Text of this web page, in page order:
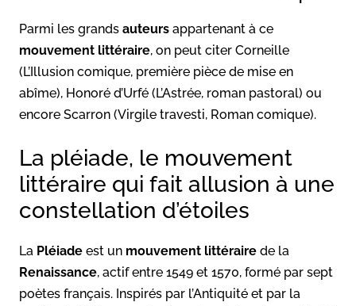
Parmi les grands auteurs appartenant à ce
mouvement littéraire, on peut citer Corneille
(L’Illusion comique, première pièce de mise en
abîme), Honoré d’Urfé (L’Astrée, roman pastoral) ou
encore Scarron (Virgile travesti, Roman comique).
La pléiade, le mouvement
littéraire qui fait allusion à une
constellation d’étoiles
La Pléiade est un mouvement littéraire de la
Renaissance, actif entre 1549 et 1570, formé par sept
poètes français. Inspirés par l’Antiquité et par la